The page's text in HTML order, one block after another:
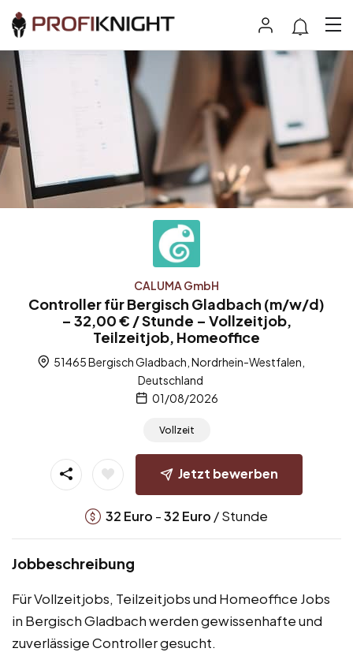
CALUMA GmbH
Controller für Bergisch Gladbach (m/w/d)
– 32,00 € / Stunde – Vollzeitjob,
Teilzeitjob, Homeoffice
51465 Bergisch Gladbach, Nordrhein-Westfalen,
Deutschland
01/08/2026
Vollzeit
Jetzt bewerben
32 Euro -32 Euro / Stunde
Jobbeschreibung
Für Vollzeitjobs, Teilzeitjobs und Homeoffice Jobs
in Bergisch Gladbach werden gewissenhafte und
zuverlässige Controller gesucht.